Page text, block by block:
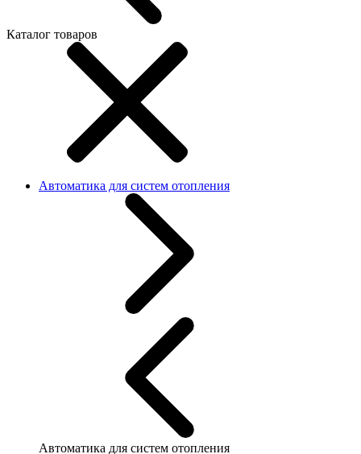
Каталог товаров
Автоматика для систем отопления
Автоматика для систем отопления